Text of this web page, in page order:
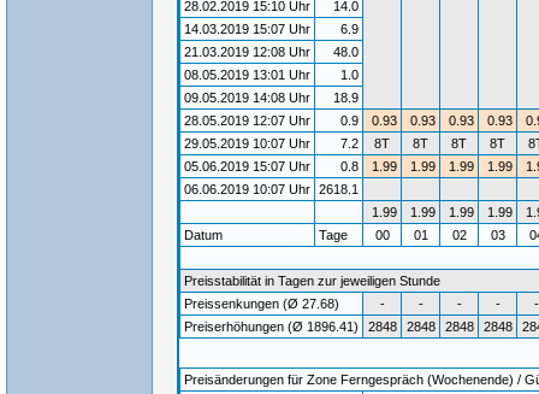
28.02.2019 15:10 Uhr
14.0
14.03.2019 15:07 Uhr
6.9
21.03.2019 12:08 Uhr
48.0
08.05.2019 13:01 Uhr
1.0
09.05.2019 14:08 Uhr
18.9
28.05.2019 12:07 Uhr
0.9 0.93 0.93 0.93 0.93
29.05.2019 10:07 Uhr
7.2 8T 8T 8T 8T
05.06.2019 15:07 Uhr
0.8 1.99 1.99 1.99 1.99
06.06.2019 10:07 Uhr 2618.1
1.99
1.99 1.99 1.99
Datum
Tage 00 01 02 03
Preisstabilität in Tagen zur jeweiligen Stunde
Preissenkungen (Ø 27.68)
- - - -
-
Preiserhöhungen (Ø 1896.41)
2848 2848 2848 2848
Preisänderungen für Zone Ferngespräch (Wochenende) /